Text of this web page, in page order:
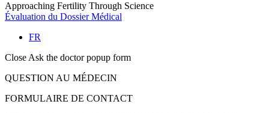
Approaching Fertility Through Science
Évaluation du Dossier Médical
FR
Close Ask the doctor popup form
QUESTION AU MÉDECIN
FORMULAIRE DE CONTACT